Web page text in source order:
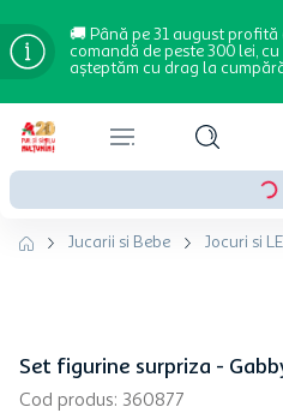
🚚 Până pe 31 august
comandă de peste 300 lei,
așteptăm cu drag la
Jucarii si Bebe Jocuri si
Set figurine surpriza -
Cod produs: 360877